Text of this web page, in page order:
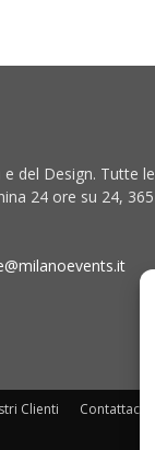
del Design. Tutte le
24 ore su 24, 365
Clienti Contattaci